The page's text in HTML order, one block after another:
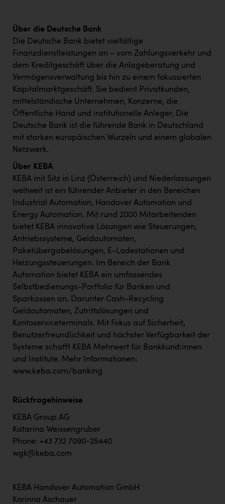
Smurfit Westrock Nettingsdorf
TCL
TGW Logistics
TRAILOMAT & Cycling Austria
VERITAS
Vorlagenportal
Wir besiegen Krebs
Wirtschaftskammer OÖ
ZGONC
ZULuft - Zukunft Luft Austria
z.l.ö.
Österreichisches Hebammengremium
Wirtschaftskammer OÖ Energiehandel
Dopgas
kunden basics
Über die Deutsche Bank
Die Deutsche Bank bietet vielfältige
Finanzdienstleistungen an – vom Zahlungsverkehr und
dem Kreditgeschäft über die Anlageberatung und
Vermögensverwaltung bis hin zu einem fokussierten
Kapitalmarktgeschäft. Sie bedient Privatkunden,
mittelständische Unternehmen, Konzerne, die
Öffentliche Hand und institutionelle Anleger. Die
Deutsche Bank ist die führende Bank in Deutschland
mit starken europäischen Wurzeln und einem globalen
Netzwerk.
Über KEBA
KEBA mit Sitz in Linz (Österreich) und Niederlassungen
weltweit ist ein führender Anbieter in den Bereichen
Industrial Automation, Handover Automation und
Energy Automation. Mit rund 2000 Mitarbeitenden
bietet KEBA innovative Lösungen wie Steuerungen,
Antriebssysteme, Geldautomaten,
Paketübergabelösungen, E-Ladestationen und
Heizungssteuerungen. Im Bereich der Bank
Automation bietet KEBA ein umfassendes
Selbstbedienungs-Portfolio für Banken und
Sparkassen an. Darunter Cash-Recycling
Geldautomaten, Zutrittslösungen und
Kontoserviceterminals. Mit Fokus auf Sicherheit,
Benutzerfreundlichkeit und höchster Verfügbarkeit der
Systeme schafft KEBA Mehrwert für Bankkund:innen
und Institute. Mehr Informationen:
www.keba.com/banking
Rückfragehinweise
KEBA Group AG
Katarina Weissengruber
Phone: +43 732 7090-25440
wgk@keba.com
KEBA Handover Automation GmbH
Korinna Aschauer